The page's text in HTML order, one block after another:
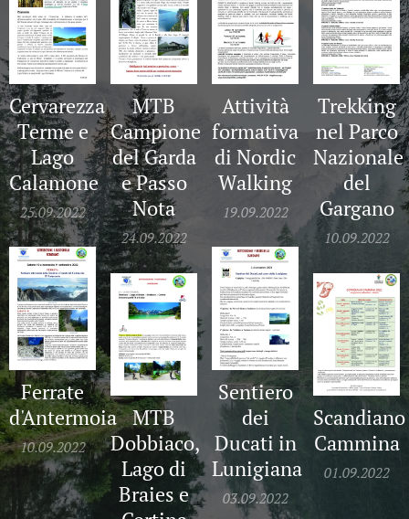
Cervarezza
Terme e
Lago
Calamone
25.09.2022
MTB
Campione
del Garda
e Passo
Nota
24.09.2022
Attività
formativa
di Nordic
Walking
19.09.2022
Trekking
nel Parco
Nazionale
del
Gargano
10.09.2022
Ferrate
d'Antermoia
10.09.2022
MTB
Dobbiaco,
Lago di
Braies e
Sentiero
dei
Ducati in
Lunigiana
03.09.2022
Scandiano
Cammina
01.09.2022